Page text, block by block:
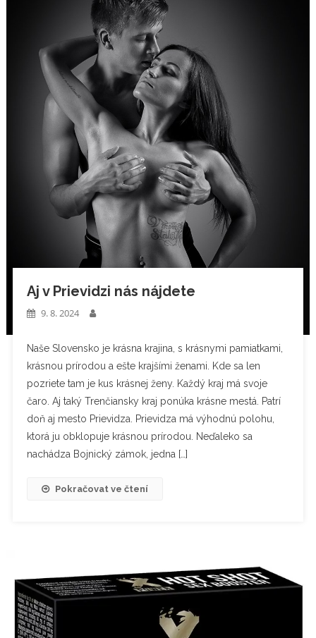
Aj v Prievidzi nás nájdete
9. 8. 2024
Naše Slovensko je krásna krajina, s krásnymi pamiatkami,
krásnou prírodou a ešte krajšími ženami. Kde sa len
pozriete tam je kus krásnej ženy. Každý kraj má svoje
čaro. Aj taký Trenčiansky kraj ponúka krásne mestá. Patrí
doň aj mesto Prievidza. Prievidza má výhodnú polohu,
ktorá ju obklopuje krásnou prírodou. Neďaleko sa
nachádza Bojnický zámok, jedna […]
Pokračovat ve čtení